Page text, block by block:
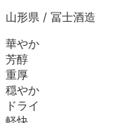
山形県 / 冨士酒造
華やか
芳醇
重厚
穏やか
ドライ